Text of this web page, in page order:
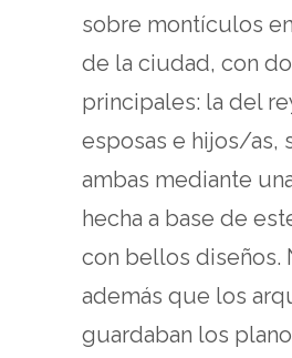
sobre montículos
de la ciudad, con
principales: la del
esposas e hijos/as,
ambas mediante
hecha a base de
con bellos diseños.
además que los
guardaban los